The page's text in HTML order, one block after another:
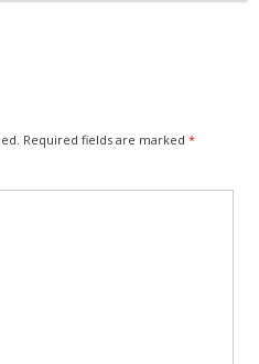
Required fields are marked *